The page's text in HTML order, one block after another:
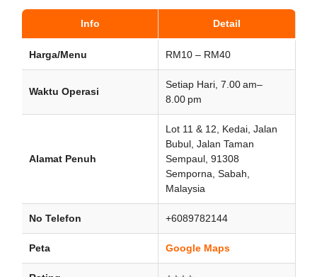
Info Detail
Harga/Menu RM10 – RM40
Waktu Operasi
Setiap Hari, 7.00 am–
8.00 pm
Alamat Penuh
Lot 11 & 12, Kedai, Jalan
Bubul, Jalan Taman
Sempaul, 91308
Semporna, Sabah,
Malaysia
No Telefon +6089782144
Peta Google Maps